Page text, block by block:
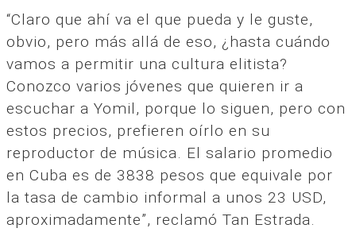
“Claro que ahí va el que pueda y le guste,
obvio, pero más allá de eso, ¿hasta cuándo
vamos a permitir una cultura elitista?
Conozco varios jóvenes que quieren ir a
escuchar a Yomil, porque lo siguen, pero con
estos precios, prefieren oírlo en su
reproductor de música. El salario promedio
en Cuba es de 3838 pesos que equivale por
la tasa de cambio informal a unos 23 USD,
aproximadamente”, reclamó Tan Estrada.